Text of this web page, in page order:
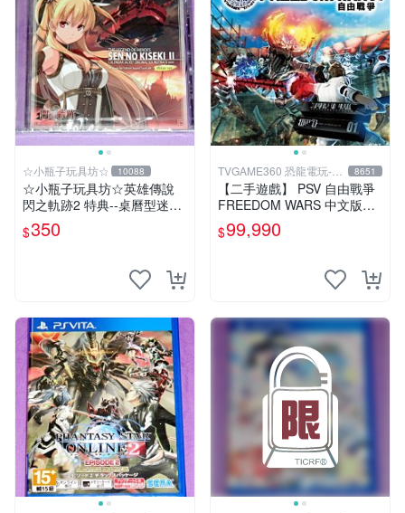
☆小瓶子玩具坊☆ 10088
☆小瓶子玩具坊☆英雄傳說
閃之軌跡2 特典--桌曆型迷你
原聲帶--"亞莉莎 Alisa"封面
(無遊戲卡匣唷)
$350
TVGAME360 恐龍電玩-台
中店
8651
【二手遊戲】 PSV 自由戰爭
FREEDOM WARS 中文版
【台中恐龍電玩】
$99,990